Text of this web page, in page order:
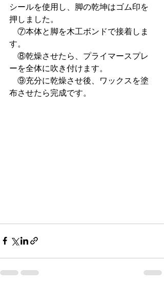
シールを使用し、脚の乾坤はゴム印を
押しました。
⑦本体と脚を木工ボンドで接着しま
す。
⑧乾燥させたら、プライマースプレ
ーを全体に吹き付けます。
⑨充分に乾燥させ後、ワックスを塗
布させたら完成です。